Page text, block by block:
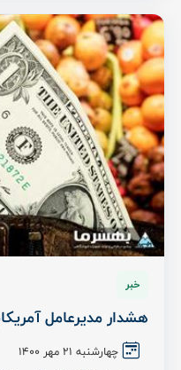
خبر
هشدار مدیرعامل
چهارشنبه ۲۱ مهر ۱۴۰۰